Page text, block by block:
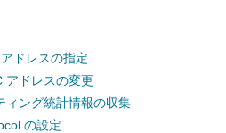
ドレスの指定
アドレスの変更
ィング統計情報の収集
の設定